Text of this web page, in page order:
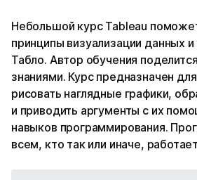
Небольшой курс Tableau
принципы визуализации данных
Табло. Автор обучения
знаниями. Курс предназначен
рисовать наглядные графики,
и приводить аргументы с их
навыков программирования.
всем, кто так или иначе,